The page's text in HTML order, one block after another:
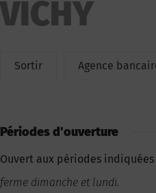
VICHY
Sortir Agence
Périodes d'ouverture
Ouvert aux périodes indiquées
ferme dimanche et lundi.